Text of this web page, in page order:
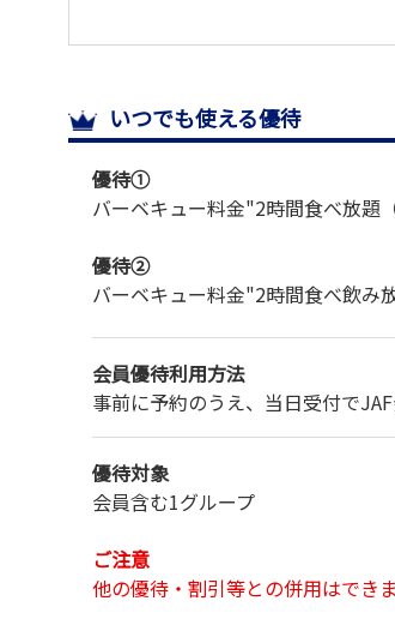
いつでも使える優待
優待①
バーベキュー料金"2時間食べ放題
優待②
バーベキュー料金"2時間食べ飲み
会員優待利用方法
事前に予約のうえ、当日受付で
優待対象
会員含む1グループ
ご注意
他の優待・割引等との併用はできま